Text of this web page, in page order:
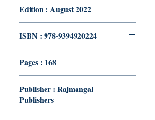
Edition : August 2022
ISBN : 978-9394920224
Pages : 168
Publisher : Rajmangal
Publishers